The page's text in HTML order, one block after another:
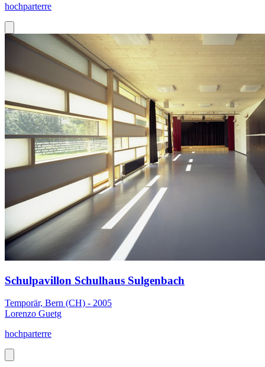
hochparterre
Schulpavillon Schulhaus Sulgenbach
Temporär, Bern (CH) - 2005
Lorenzo Guetg
hochparterre